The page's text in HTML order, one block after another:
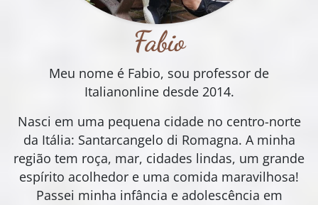
Fabio
Meu nome é Fabio, sou professor de
Italianonline desde 2014.
Nasci em uma pequena cidade no centro-norte
da Itália: Santarcangelo di Romagna. A minha
região tem roça, mar, cidades lindas, um grande
espírito acolhedor e uma comida maravilhosa!
Passei minha infância e adolescência em